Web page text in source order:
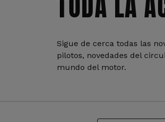
Sigue de cerca todas las
pilotos, novedades del
mundo del motor.